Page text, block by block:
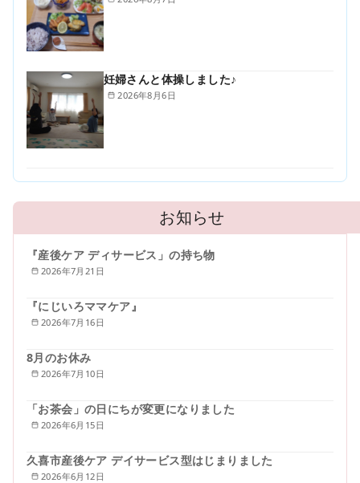
2026年8月6日
妊婦さんと体操しました♪
お知らせ
2026年7月21日
『産後ケア ディサービス」の持ち物
2026年7月16日
『にじいろママケア』
2026年7月10日
8月のお休み
2026年6月15日
「お茶会」の日にちが変更になりました
2026年6月12日
久喜市産後ケア デイサービス型はじまりました